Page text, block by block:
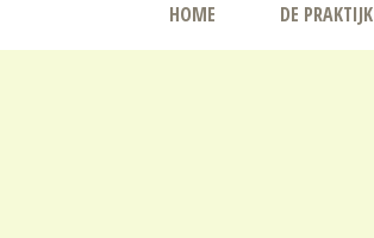
HOME DE PRAKTIJK